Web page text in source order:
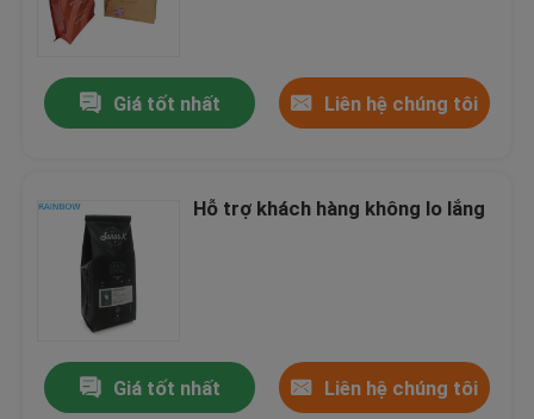
Giá tốt nhất Liên hệ chúng tôi
Hỗ trợ khách hàng không lo lắng
Giá tốt nhất Liên hệ chúng tôi